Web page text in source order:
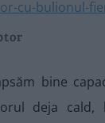
bine
deja cald,